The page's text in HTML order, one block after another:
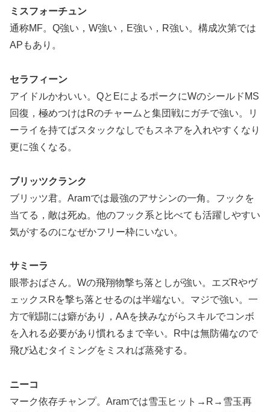
ミスフォーチュン
通称MF。Q強い，W強い，E強い，R強い。構成次第では
APもあり。
セラフィーン
アイドルかわいい。QとEによるポークにWのシールドMS
回復，極めつけはRのチャームと集団戦にガチで強い。リ
ーライを持てばスタックなしでもスネアを入れやすくなり
更に強くなる。
ブリッツクランク
ブリッツ君。Aramでは最強のアサシンの一角。フックを
当てる，敵は死ぬ。他のフック系と比べても活躍しやすい
気がするのになぜかフリー枠にいない。
サミーラ
眼帯おばさん。Wの飛翔物撃ち落としが強い。エズRやヴ
ェックスRを撃ち落とせるのは半端ない。マジで強い。一
方で戦闘には癖があり，AAを挟みながらスキルでコンボ
を入れる必要があり慣れるまで辛い。R中は無防備なので
飛び込むタイミングをミスれば蒸発する。
ニーコ
マーク依存チャンプ。Aramでは雪玉ヒット→R→雪玉再